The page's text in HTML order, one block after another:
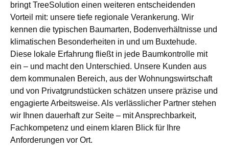
bringt TreeSolution einen weiteren entscheidenden
Vorteil mit: unsere tiefe regionale Verankerung. Wir
kennen die typischen Baumarten, Bodenverhältnisse und
klimatischen Besonderheiten in und um Buxtehude.
Diese lokale Erfahrung fließt in jede Baumkontrolle mit
ein – und macht den Unterschied. Unsere Kunden aus
dem kommunalen Bereich, aus der Wohnungswirtschaft
und von Privatgrundstücken schätzen unsere präzise und
engagierte Arbeitsweise. Als verlässlicher Partner stehen
wir Ihnen dauerhaft zur Seite – mit Ansprechbarkeit,
Fachkompetenz und einem klaren Blick für Ihre
Anforderungen vor Ort.